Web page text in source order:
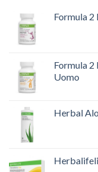
Formula
Formula
Uomo
Herbal